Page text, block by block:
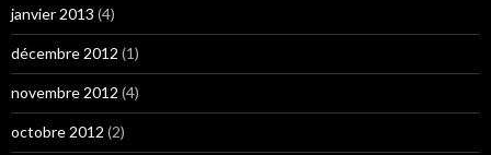
janvier 2013 (4)
décembre 2012 (1)
novembre 2012 (4)
octobre 2012 (2)